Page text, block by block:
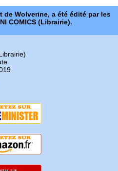
de Wolverine, a été édité par les
COMICS (Librairie).